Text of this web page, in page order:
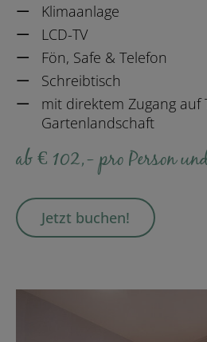
Klimaanlage
LCD-TV
Fön, Safe & Telefon
Schreibtisch
mit direktem Zugang auf
Gartenlandschaft
ab € 102,- pro Person
Jetzt buchen!